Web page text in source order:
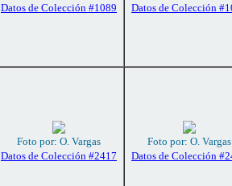
Datos de Colección #1089
Datos de Colección
Foto por: O. Vargas
Datos de Colección #2417
Foto por: O. Vargas
Datos de Colección